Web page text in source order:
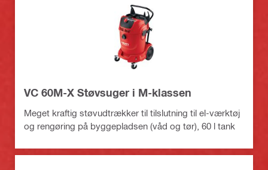
VC 60M-X Støvsuger i M-klassen
Meget kraftig støvudtrækker til tilslutning til el-værktøj
og rengøring på byggepladsen (våd og tør), 60 l tank